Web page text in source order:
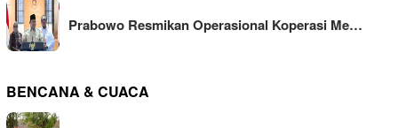
Prabowo Resmikan Operasional Koperasi Me…
BENCANA & CUACA